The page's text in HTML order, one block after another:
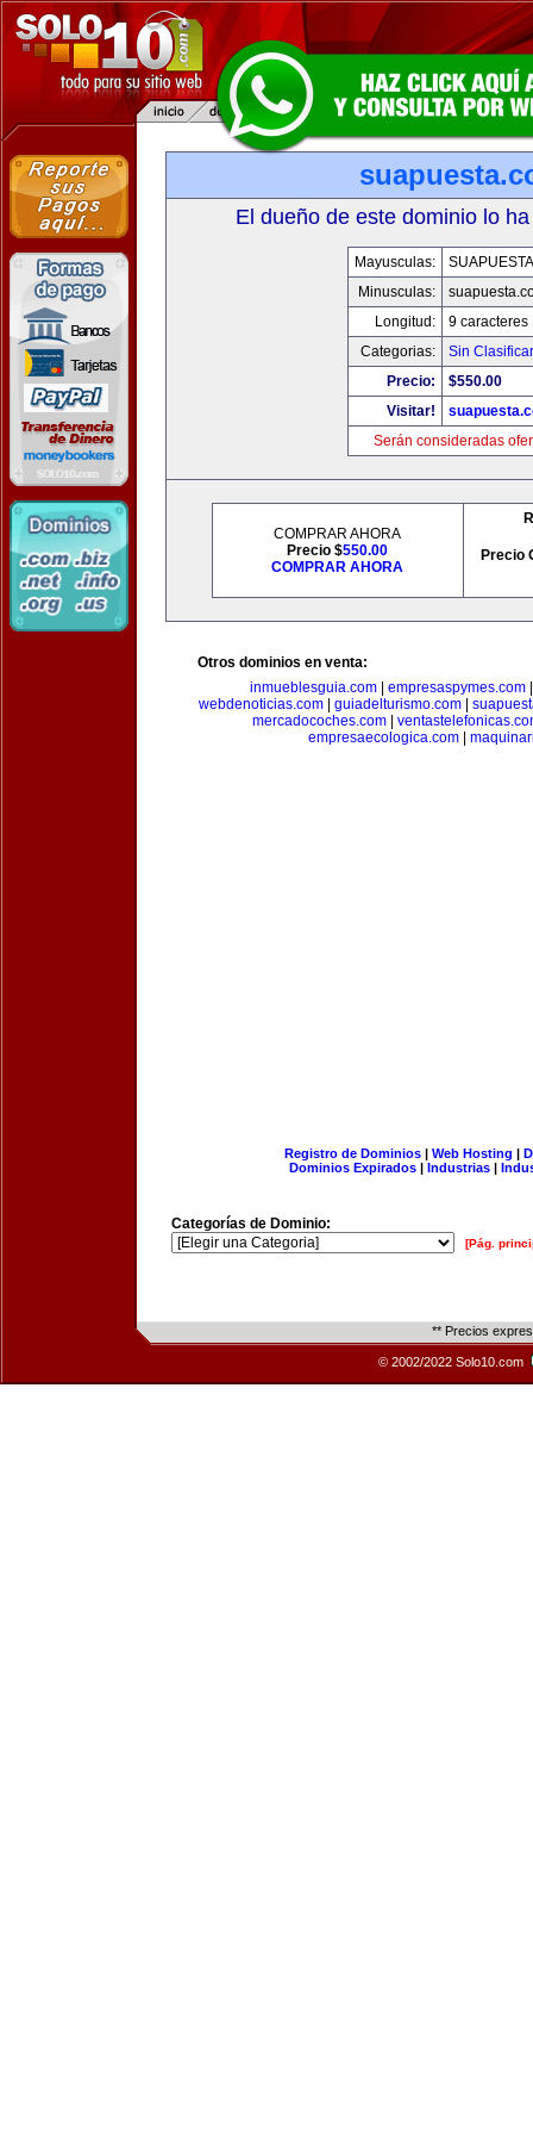
El dueño de este dominio lo
Mayusculas:
Minusculas:
Longitud:
9 caracteres
Categorias:
Sin Clasificar
Precio:
$550.00
Visitar!
Serán consideradas
COMPRAR AHORA
Precio $550.00
COMPRAR AHORA
Precio
Otros dominios en venta:
inmueblesguia.com| empresaspymes.com
webdenoticias.com
guiadelturismo.com
mercadocoches.com|
empresaecologica.com
Registro de Dominios| Web Hosting |
Dominios Expirados | Industrias |
Categorías de Dominio:
[Pág.
** Precios
© 2002/2022 Solo10.com